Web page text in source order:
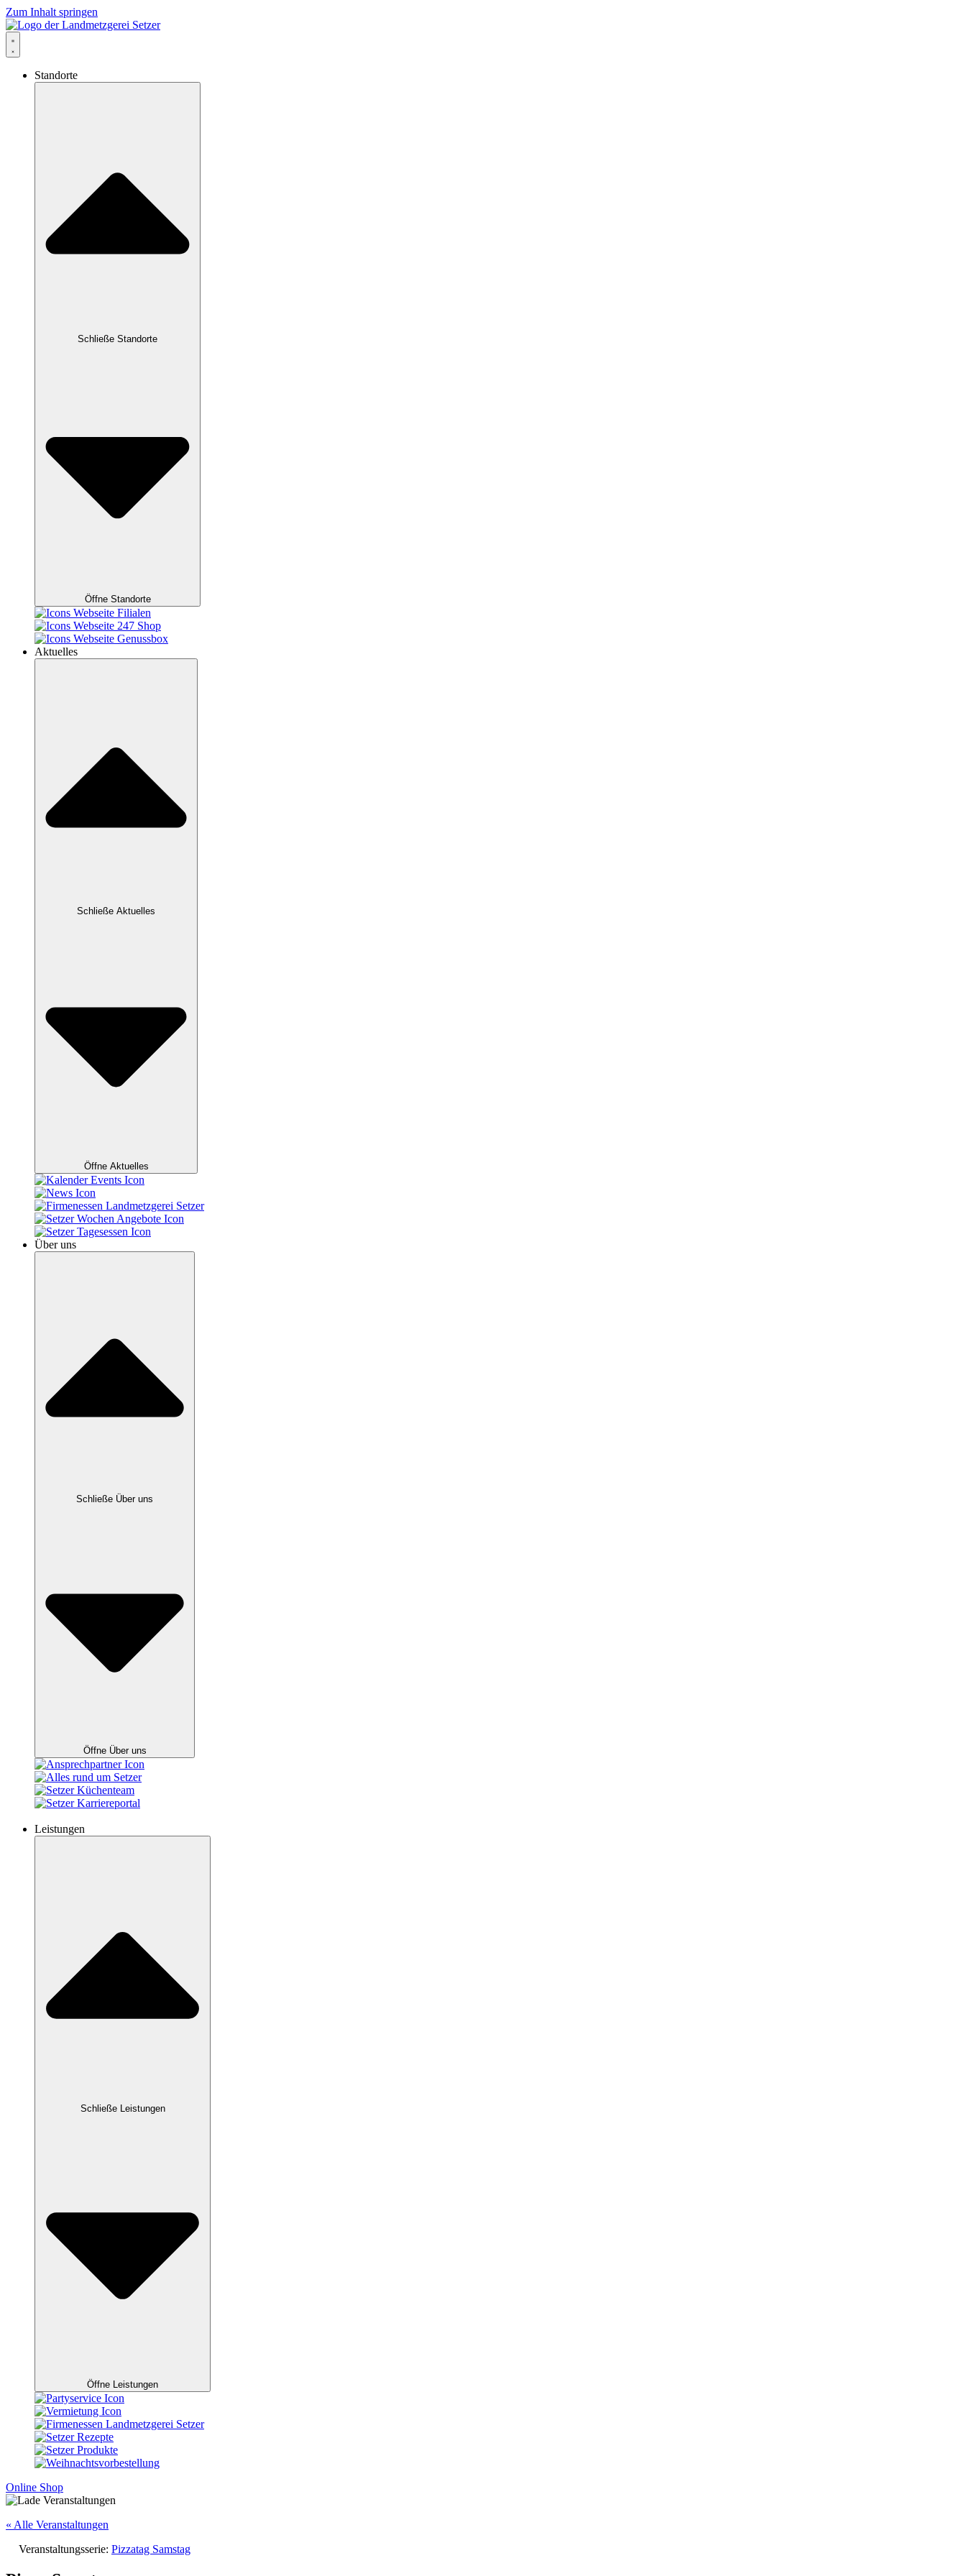
Zum Inhalt springen
Standorte
Schließe Standorte
Öffne Standorte
Aktuelles
Schließe Aktuelles
Öffne Aktuelles
Über uns
Schließe Über uns
Öffne Über uns
Leistungen
Schließe Leistungen
Öffne Leistungen
Online Shop
« Alle Veranstaltungen
Veranstaltungsserie: Pizzatag Samstag